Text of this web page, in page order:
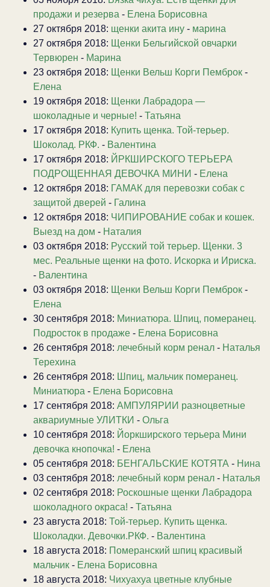
продажи и резерва - Елена Борисовна
27 октября 2018: щенки акита ину - марина
27 октября 2018: Щенки Бельгийской овчарки
Тервюрен - Марина
23 октября 2018: Щенки Вельш Корги Пемброк -
Елена
19 октября 2018: Щенки Лабрадора —
шоколадные и черные! - Татьяна
17 октября 2018: Купить щенка. Той-терьер.
Шоколад. РКФ. - Валентина
17 октября 2018: ЙРКШИРСКОГО ТЕРЬЕРА
ПОДРОЩЕННАЯ ДЕВОЧКА МИНИ - Елена
12 октября 2018: ГАМАК для перевозки собак с
защитой дверей - Галина
12 октября 2018: ЧИПИРОВАНИЕ собак и кошек.
Выезд на дом - Наталия
03 октября 2018: Русский той терьер. Щенки. 3
мес. Реальные щенки на фото. Искорка и Ириска.
- Валентина
03 октября 2018: Щенки Вельш Корги Пемброк -
Елена
30 сентября 2018: Миниатюра. Шпиц, померанец.
Подросток в продаже - Елена Борисовна
26 сентября 2018: лечебный корм ренал - Наталья
Терехина
26 сентября 2018: Шпиц, мальчик померанец.
Миниатюра - Елена Борисовна
17 сентября 2018: АМПУЛЯРИИ разноцветные
аквариумные УЛИТКИ - Ольга
10 сентября 2018: Йоркширского терьера Мини
девочка кнопочка! - Елена
05 сентября 2018: БЕНГАЛЬСКИЕ КОТЯТА - Нина
03 сентября 2018: лечебный корм ренал - Наталья
02 сентября 2018: Роскошные щенки Лабрадора
шоколадного окраса! - Татьяна
23 августа 2018: Той-терьер. Купить щенка.
Шоколадки. Девочки.РКФ. - Валентина
18 августа 2018: Померанский шпиц красивый
мальчик - Елена Борисовна
18 августа 2018: Чихуахуа цветные клубные